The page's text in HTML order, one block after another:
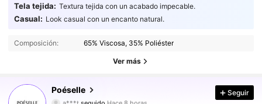
Tela tejida: Textura tejida con un acabado impecable.
Casual: Look casual con un encanto natural.
Composición: 65% Viscosa, 35% Poliéster
Ver más
Poéselle
4.86 1.5M Seguidores
1.5M Seguidores
a***tseguido
1.5M Seguidores
Seguir